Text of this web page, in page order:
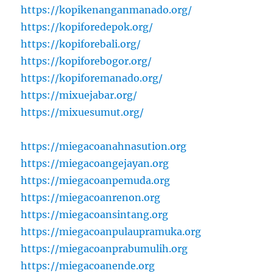
https://kopikenanganmanado.org/
https://kopiforedepok.org/
https://kopiforebali.org/
https://kopiforebogor.org/
https://kopiforemanado.org/
https://mixuejabar.org/
https://mixuesumut.org/
https://miegacoanahnasution.org
https://miegacoangejayan.org
https://miegacoanpemuda.org
https://miegacoanrenon.org
https://miegacoansintang.org
https://miegacoanpulaupramuka.org
https://miegacoanprabumulih.org
https://miegacoanende.org